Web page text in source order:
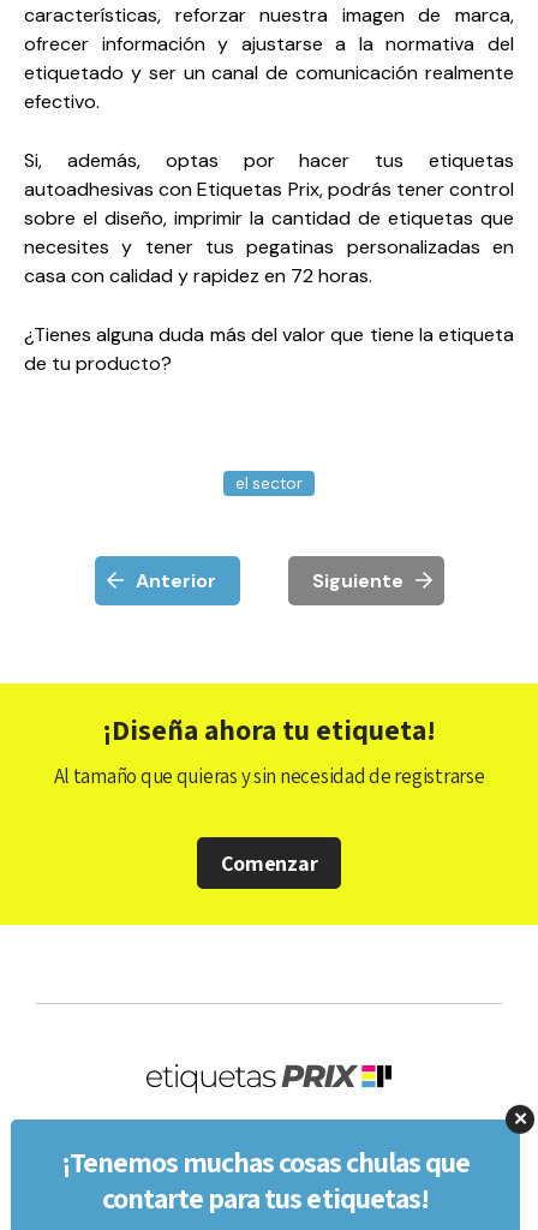
características, reforzar nuestra imagen de marca,
ofrecer información y ajustarse a la normativa del
etiquetado y ser un canal de comunicación realmente
efectivo.
Si, además, optas por hacer tus etiquetas
autoadhesivas con Etiquetas Prix, podrás tener control
sobre el diseño, imprimir la cantidad de etiquetas que
necesites y tener tus pegatinas personalizadas en
casa con calidad y rapidez en 72 horas.
¿Tienes alguna duda más del valor que tiene la etiqueta
de tu producto?
el sector
Anterior Siguiente
¡Diseña ahora tu etiqueta!
Al tamaño que quieras y sin necesidad de registrarse
Comenzar
Política de Cookies
contarte para tus etiquetas!
Suscríbete a nuestro newsletter y recibe gratis,
por correo electrónico, el
Manual para crear
la mejor etiqueta